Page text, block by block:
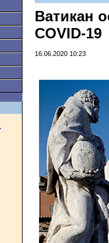
Ватикан
COVID-19
16.06.2020 10:23